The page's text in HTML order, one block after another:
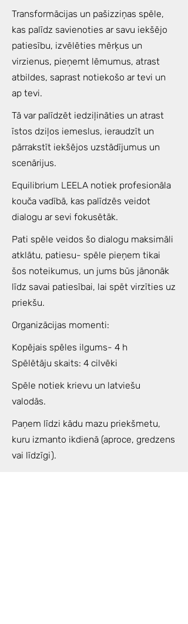
Transformācijas un pašizziņas spēle,
kas palīdz savienoties ar savu iekšējo
patiesību, izvēlēties mērķus un
virzienus, pieņemt lēmumus, atrast
atbildes, saprast notiekošo ar tevi un
ap tevi.
Tā var palīdzēt iedziļināties un atrast
īstos dziļos iemeslus, ieraudzīt un
pārrakstīt iekšējos uzstādījumus un
scenārijus.
Equilibrium LEELA notiek profesionāla
kouča vadībā, kas palīdzēs veidot
dialogu ar sevi fokusētāk.
Pati spēle veidos šo dialogu maksimāli
atklātu, patiesu- spēle pieņem tikai
šos noteikumus, un jums būs jānonāk
līdz savai patiesībai, lai spēt virzīties uz
priekšu.
Organizācijas momenti:
Kopējais spēles ilgums- 4 h
Spēlētāju skaits: 4 cilvēki
Spēle notiek krievu un latviešu
valodās.
Paņem līdzi kādu mazu priekšmetu,
kuru izmanto ikdienā (aproce, gredzens
vai līdzīgi).